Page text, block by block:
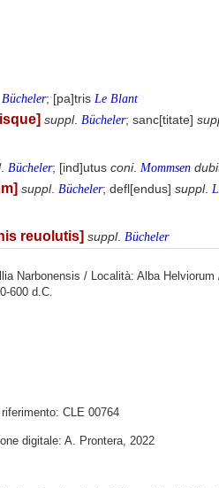
Bücheler; [pa]tris Le Blant
suppl. Bücheler; sanc[titate]
. Bücheler; [ind]utus coni. Mommsen
suppl. Bücheler; defl[endus] suppl.
reuolutis] suppl. Bücheler
Narbonensis / Località: Alba Helviorum
600 d.C.
CLE 00764
digitale: A. Prontera, 2022